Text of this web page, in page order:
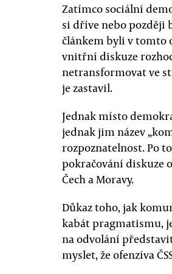
Zatímco sociální
si dříve nebo později
článkem byli v tomto
vnitřní diskuze
netransformovat ve
je zastavil.
Jednak místo
jednak jim název
rozpoznatelnost. Po
pokračování diskuze
Čech a Moravy.
Důkaz toho, jak
kabát pragmatismu,
na odvolání
myslet, že ofenzíva